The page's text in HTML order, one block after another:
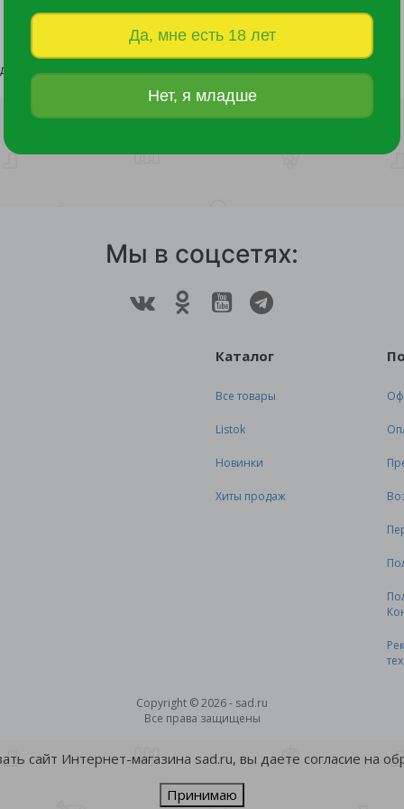
Да, мне есть 18 лет
Нет, я младше
Мы в соцсетях:
Каталог
Все товары
Listok
Новинки
Хиты продаж
Copyright © 2026 - sad.ru
Все права защищены
сайт Интернет-магазина sad.ru, вы даете согласие на
Принимаю